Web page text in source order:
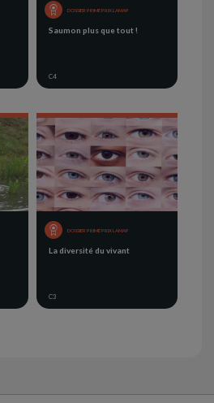
DOSSIER PRIMÉ PRIX LAMAP
Saumon plus que tout !
C4
DOSSIER PRIMÉ PRIX LAMAP
La diversité du vivant
C3